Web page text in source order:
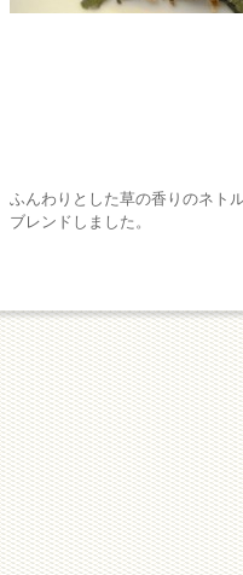
ふんわりとした草の香りのネト
ブレンドしました。